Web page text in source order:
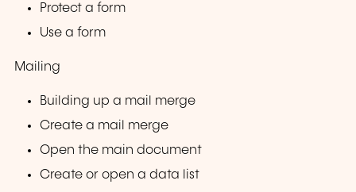
Protect a form
Use a form
Mailing
Building up a mail merge
Create a mail merge
Open the main document
Create or open a data list